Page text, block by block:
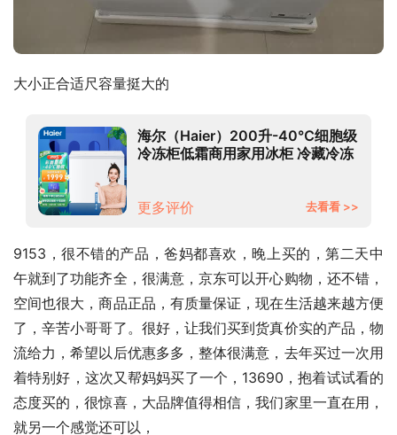
大小正合适尺容量挺大的
海尔（Haier）200升-40℃细胞级
冷冻柜低霜商用家用冰柜 冷藏冷冻
更多评价 去看看 >>
9153，很不错的产品，爸妈都喜欢，晚上买的，第二天中
午就到了功能齐全，很满意，京东可以开心购物，还不错，
空间也很大，商品正品，有质量保证，现在生活越来越方便
了，辛苦小哥哥了。很好，让我们买到货真价实的产品，物
流给力，希望以后优惠多多，整体很满意，去年买过一次用
着特别好，这次又帮妈妈买了一个，13690，抱着试试看的
态度买的，很惊喜，大品牌值得相信，我们家里一直在用，
就另一个感觉还可以，